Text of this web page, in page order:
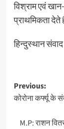
विश्राम एवं
प्राथमिकता देते
हिन्दुस्थान संवाद
Post
Previous:
कोरोना कर्फ्यू के
M.P: राशन